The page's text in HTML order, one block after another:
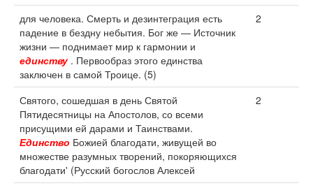
для человека. Смерть и дезинтеграция есть
падение в бездну небытия. Бог же — Источник
жизни — поднимает мир к гармонии и
единству. Первообраз этого единства
заключен в самой Троице. (5)
2
Святого, сошедшая в день Святой
Пятидесятницы на Апостолов, со всеми
присущими ей дарами и Таинствами.
Единство Божией благодати, живущей во
множестве разумных творений, покоряющихся
благодати' (Русский богослов Алексей
2